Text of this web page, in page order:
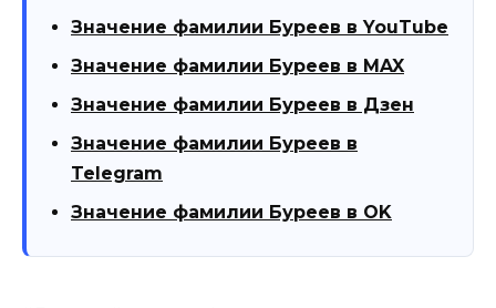
Значение фамилии Буреев в YouTube
Значение фамилии Буреев в MAX
Значение фамилии Буреев в Дзен
Значение фамилии Буреев в
Telegram
Значение фамилии Буреев в OK